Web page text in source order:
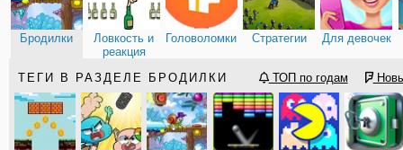
Бродилки
Ловкость и
реакция
Головоломки Стратегии Для девочек
ТЕГИ В РАЗДЕЛЕ БРОДИЛКИ ТОП по годам